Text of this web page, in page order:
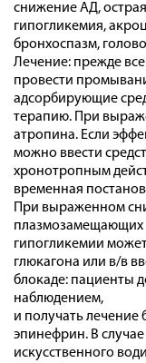
снижение АД,
гипогликемия,
бронхоспазм,
Лечение: прежде
провести
адсорбирующие
терапию. При
атропина. Если
можно ввести
хронотропным
временная
При выраженном
плазмозамещающих
гипогликемии
глюкагона или в/в
блокаде: пациенты
наблюдением,
и получать
эпинефрин. В
искусственного